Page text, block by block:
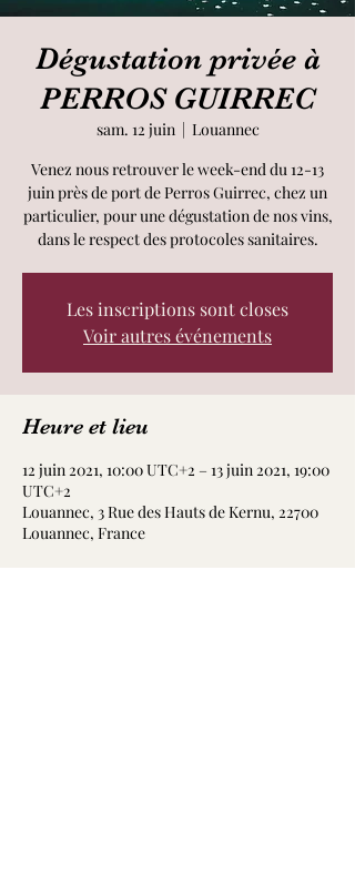
Dégustation privée à
PERROS GUIRREC
sam. 12 juin
  |
Louannec
Venez nous retrouver le week-end du 12-13
juin près de port de Perros Guirrec, chez un
particulier, pour une dégustation de nos vins,
dans le respect des protocoles sanitaires.
Les inscriptions sont closes
Voir autres événements
Heure et lieu
12 juin 2021, 10:00 UTC+2 – 13 juin 2021, 19:00
UTC+2
Louannec, 3 Rue des Hauts de Kernu, 22700
Louannec, France